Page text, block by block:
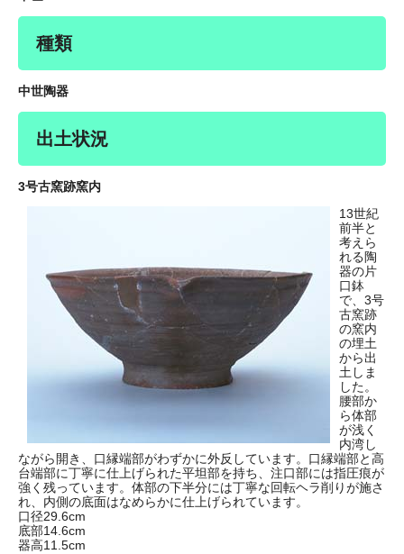
種類
中世陶器
出土状況
3号古窯跡窯内
13世紀
前半と
考えら
れる陶
器の片
口鉢
で、3号
古窯跡
の窯内
の埋土
から出
土しま
した。
腰部か
ら体部
が浅く
内湾し
ながら開き、口縁端部がわずかに外反しています。口縁端部と高
台端部に丁寧に仕上げられた平坦部を持ち、注口部には指圧痕が
強く残っています。体部の下半分には丁寧な回転ヘラ削りが施さ
れ、内側の底面はなめらかに仕上げられています。
口径29.6cm
底部14.6cm
器高11.5cm